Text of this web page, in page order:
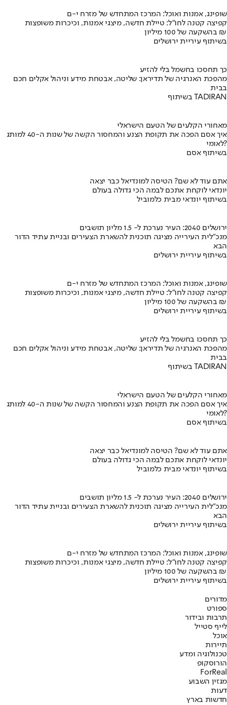
שופינג, אמנות ואוכל: המרכז המתחדש של מזרח י-ם
קפיצה קטנה לחו"ל: טיילת חדשה, מיצגי אמנות, וכיכרות משופצות
בהשקעה של 100 מיליון ₪
בשיתוף עיריית ירושלים
כך תחסכו בחשמל בלי להזיע
מהפכת האנרגיה של תדיראן: שליטה, אבטחת מידע וניהול אקלים חכם
בבית
בשיתוף TADIRAN
מאחורי הקלעים של הטעם הישראלי
איך אסם הפכה את תקופת הצנע והמחסור הקשה של שנות ה-40 למותג
לאומי?
בשיתוף אסם
אתם עוד לא שם? הטיסה למונדיאל כבר יצאה
יונדאי לוקחת אתכם לבמה הכי גדולה בעולם
בשיתוף יונדאי מבית כלמוביל
ירושלים 2040: העיר נערכת ל- 1.5 מליון תושבים
מנכ"לית העירייה מציגה תוכנית להשארת הצעירים ובניית עתיד הדור
הבא
בשיתוף עיריית ירושלים
שופינג, אמנות ואוכל: המרכז המתחדש של מזרח י-ם
קפיצה קטנה לחו"ל: טיילת חדשה, מיצגי אמנות, וכיכרות משופצות
בהשקעה של 100 מיליון ₪
בשיתוף עיריית ירושלים
כך תחסכו בחשמל בלי להזיע
מהפכת האנרגיה של תדיראן: שליטה, אבטחת מידע וניהול אקלים חכם
בבית
בשיתוף TADIRAN
מאחורי הקלעים של הטעם הישראלי
איך אסם הפכה את תקופת הצנע והמחסור הקשה של שנות ה-40 למותג
לאומי?
בשיתוף אסם
אתם עוד לא שם? הטיסה למונדיאל כבר יצאה
יונדאי לוקחת אתכם לבמה הכי גדולה בעולם
בשיתוף יונדאי מבית כלמוביל
ירושלים 2040: העיר נערכת ל- 1.5 מליון תושבים
מנכ"לית העירייה מציגה תוכנית להשארת הצעירים ובניית עתיד הדור
הבא
בשיתוף עיריית ירושלים
שופינג, אמנות ואוכל: המרכז המתחדש של מזרח י-ם
קפיצה קטנה לחו"ל: טיילת חדשה, מיצגי אמנות, וכיכרות משופצות
בהשקעה של 100 מיליון ₪
בשיתוף עיריית ירושלים
מדורים
ספורט
תרבות ובידור
לייף סטייל
אוכל
תיירות
טכנולוגיה ומדע
הורוסקופ
ForReal
מגזין השבוע
דעות
חדשות בארץ